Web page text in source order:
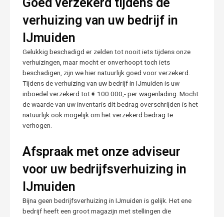
verhuizing van uw bedrijf in
IJmuiden
Gelukkig beschadigd er zelden tot nooit iets tijdens onze
verhuizingen, maar mocht er onverhoopt toch iets
beschadigen, zijn we hier natuurlijk goed voor verzekerd.
Tijdens de verhuizing van uw bedrijf in IJmuiden is uw
inboedel verzekerd tot € 100.000,- per wagenlading. Mocht
de waarde van uw inventaris dit bedrag overschrijden is het
natuurlijk ook mogelijk om het verzekerd bedrag te
verhogen.
Afspraak met onze adviseur
voor uw bedrijfsverhuizing in
IJmuiden
Bijna geen bedrijfsverhuizing in IJmuiden is gelijk. Het ene
bedrijf heeft een groot magazijn met stellingen die